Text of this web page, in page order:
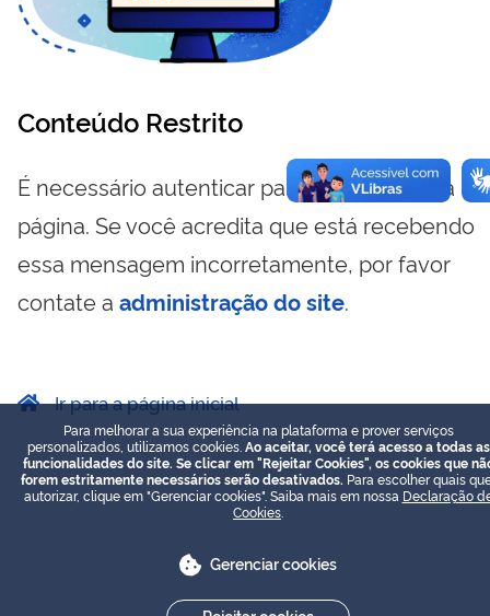
Conteúdo Restrito
É necessário autenticar para visualizar essa
página. Se você acredita que está recebendo
essa mensagem incorretamente, por favor
contate a administração do site.
Ir para a página inicial
Para melhorar a sua experiência na plataforma e prover serviços
personalizados, utilizamos cookies. Ao aceitar, você terá acesso a todas as
funcionalidades do site. Se clicar em "Rejeitar Cookies", os cookies que
forem estritamente necessários serão desativados. Para escolher quais
autorizar, clique em "Gerenciar cookies". Saiba mais em nossa Declaração
Cookies
Gerenciar cookies